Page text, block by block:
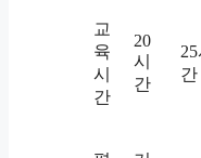
교
육
시
간
20
시
간
25
간